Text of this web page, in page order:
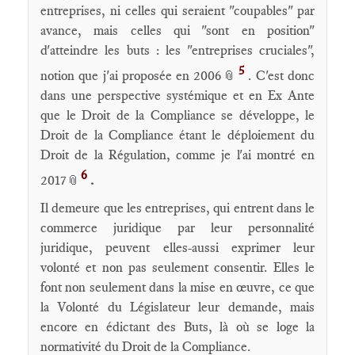
entreprises, ni celles qui seraient "coupables" par
avance, mais celles qui "sont en position"
d'atteindre les buts : les "entreprises cruciales",
notion que j'ai proposée en 2006 📎 5 . C'est donc
dans une perspective systémique et en Ex Ante
que le Droit de la Compliance se développe, le
Droit de la Compliance étant le déploiement du
Droit de la Régulation, comme je l'ai montré en
2017 📎 6 .
Il demeure que les entreprises, qui entrent dans le
commerce juridique par leur personnalité
juridique, peuvent elles-aussi exprimer leur
volonté et non pas seulement consentir. Elles le
font non seulement dans la mise en œuvre, ce que
la Volonté du Législateur leur demande, mais
encore en édictant des Buts, là où se loge la
normativité du Droit de la Compliance.